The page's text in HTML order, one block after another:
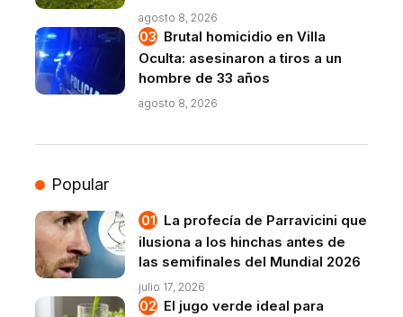
agosto 8, 2026
Brutal homicidio en Villa
Oculta: asesinaron a tiros a un
hombre de 33 años
agosto 8, 2026
Popular
La profecía de Parravicini que
ilusiona a los hinchas antes de
las semifinales del Mundial 2026
julio 17, 2026
El jugo verde ideal para